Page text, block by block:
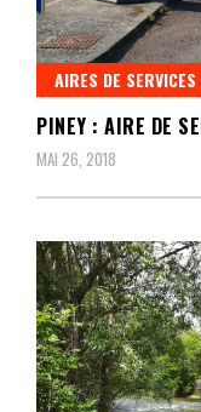
AIRES DE SERVICES
PINEY : AIRE DE
MAI 26, 2018